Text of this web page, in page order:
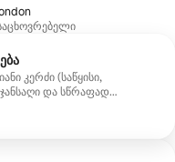
კერძი (საწყისი,
და სწრაფად
არჩევით.